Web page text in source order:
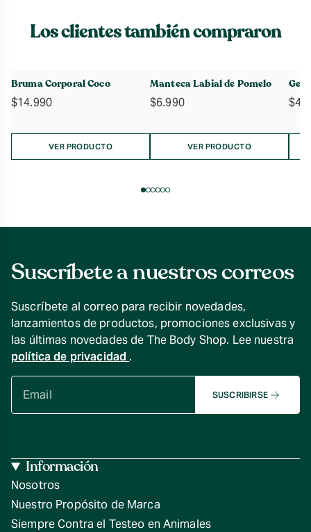
Los clientes también compraron
Bruma Corporal Coco
$14.990
VER PRODUCTO
Manteca Labial de Pomelo
$6.990
VER PRODUCTO
Gel
$
Suscríbete a nuestros correos
Suscríbete al correo para recibir novedades,
lanzamientos de productos, promociones exclusivas y
las últimas novedades de The Body Shop. Lee nuestra
política de privacidad .
SUSCRIBIRSE
Información
Nosotros
Nuestro Propósito de Marca
Siempre Contra el Testeo en Animales